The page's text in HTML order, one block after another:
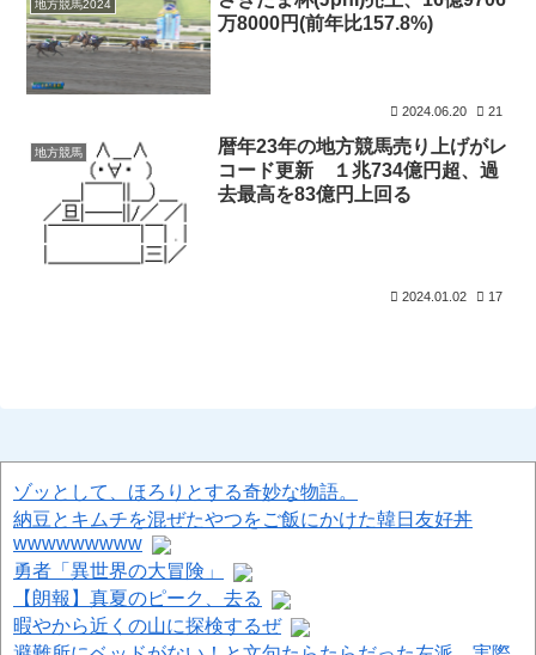
地方競馬2024
万8000円(前年比157.8%)
2024.06.20 21
地方競馬
暦年23年の地方競馬売り上げがレ
コード更新 １兆734億円超、過
去最高を83億円上回る
2024.01.02 17
ゾッとして、ほろりとする奇妙な物語。
納豆とキムチを混ぜたやつをご飯にかけた韓日友好丼
wwwwwwwww
勇者「異世界の大冒険」
【朗報】真夏のピーク、去る
暇やから近くの山に探検するぜ